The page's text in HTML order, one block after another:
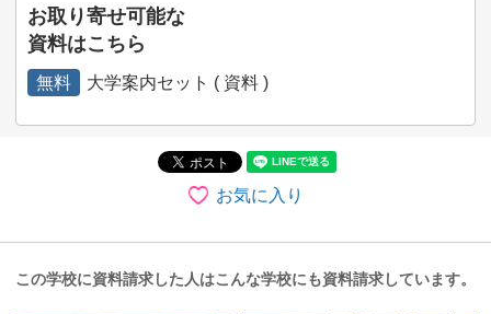
お取り寄せ可能な
資料はこちら
無料 大学案内セット ( 資料 )
お気に入り
この学校に資料請求した人はこんな学校にも資料請求しています。